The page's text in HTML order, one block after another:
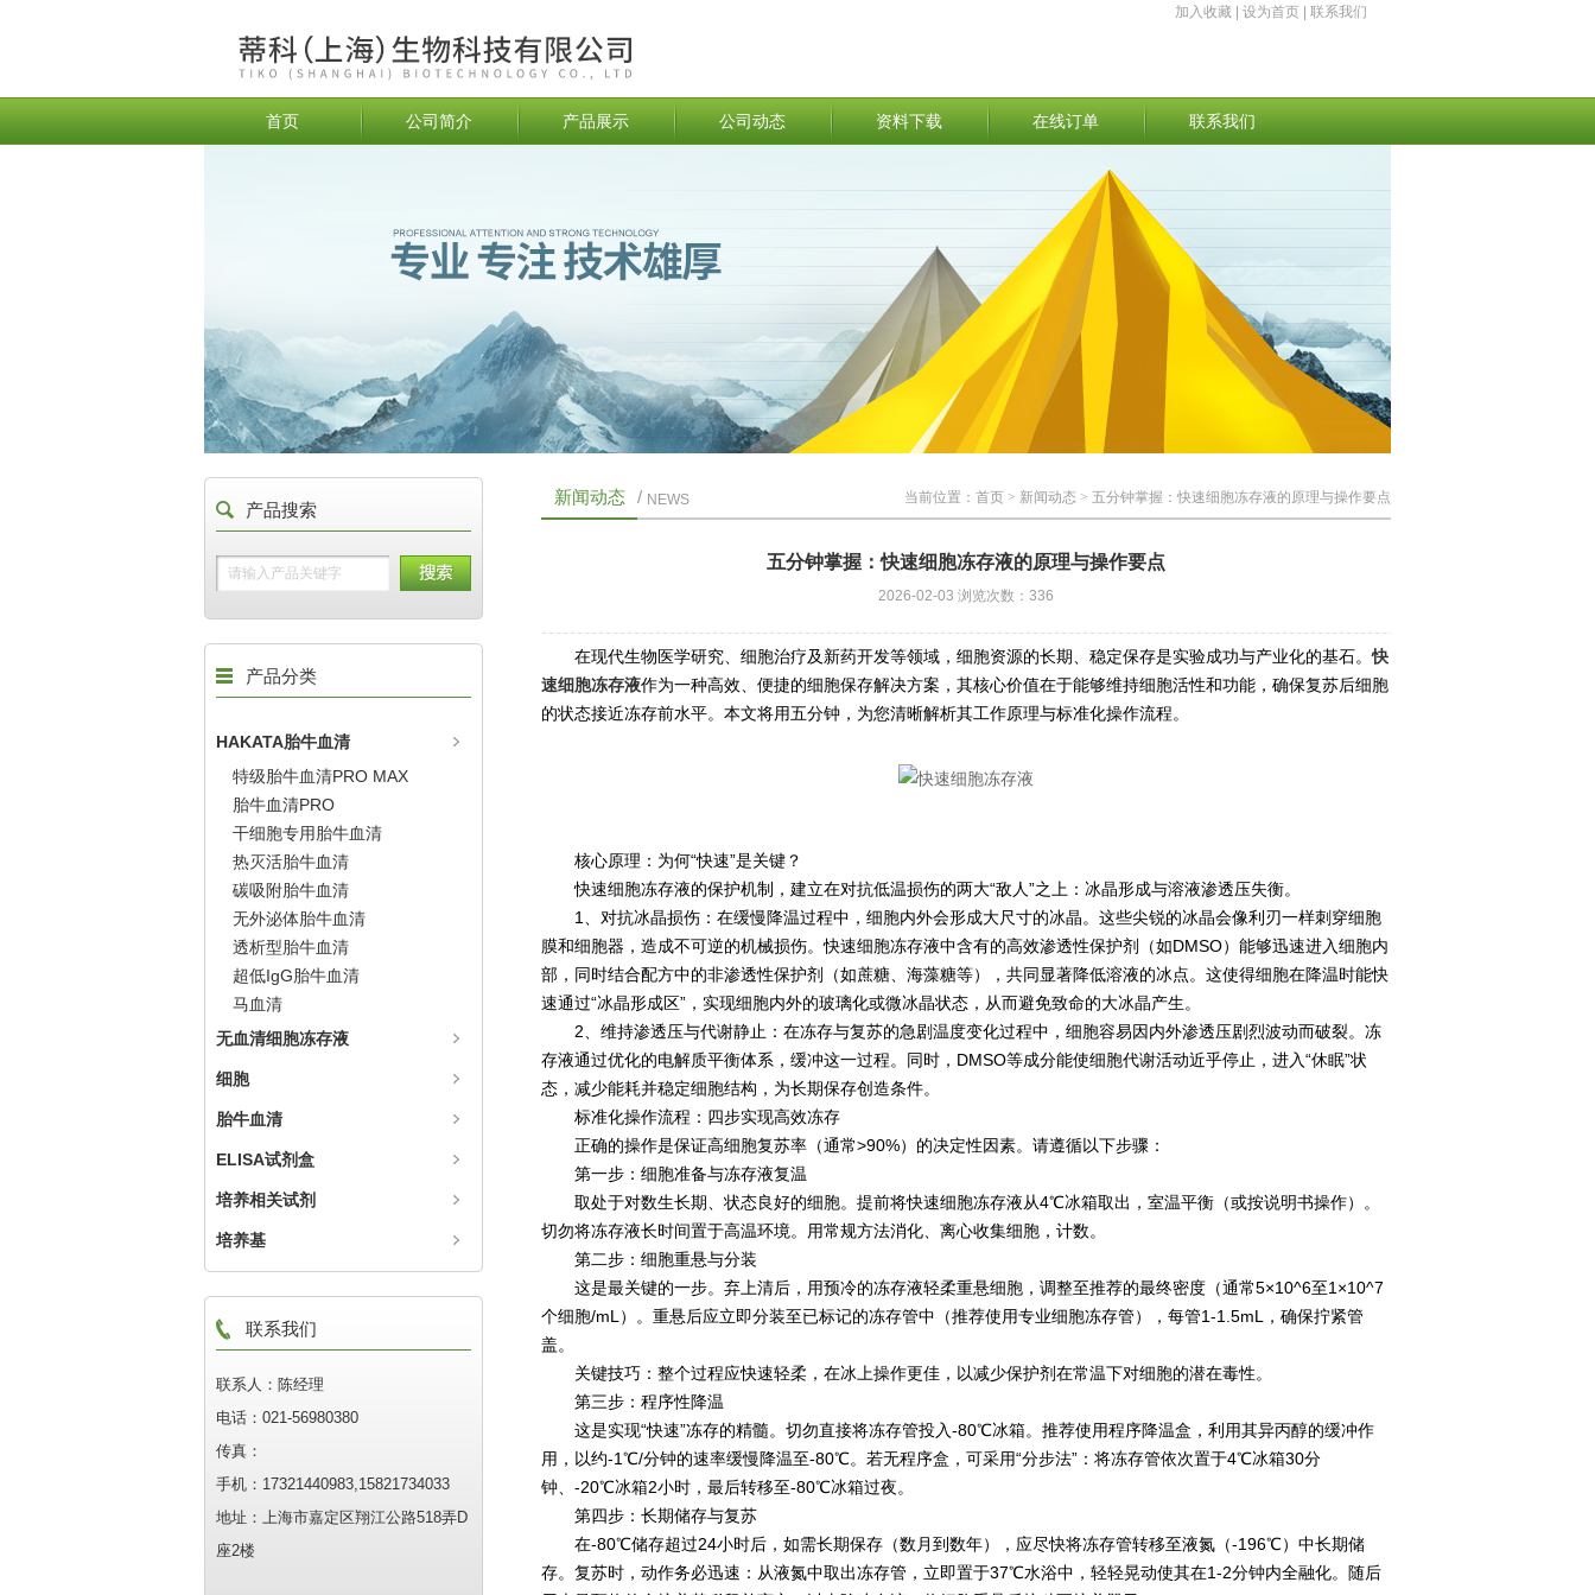
加入收藏 设为首页 联系我们
首页 公司简介 产品展示 公司动态 资料下载 在线订单 联系我们
产品搜索
产品分类
HAKATA胎牛血清
特级胎牛血清PRO MAX
胎牛血清PRO
干细胞专用胎牛血清
热灭活胎牛血清
碳吸附胎牛血清
无外泌体胎牛血清
透析型胎牛血清
超低IgG胎牛血清
马血清
无血清细胞冻存液
细胞
胎牛血清
ELISA试剂盒
培养相关试剂
培养基
联系我们
联系人：陈经理
电话：021-56980380
传真：
手机：17321440983,15821734033
地址：上海市嘉定区翔江公路518弄D
座2楼
新闻动态 / NEWS 当前位置： 首页 > 新闻动态 > 五分钟掌握：快速细胞冻存液的原理与操作要点
五分钟掌握：快速细胞冻存液的原理与操作要点
2026-02-03 浏览次数：336
在现代生物医学研究、细胞治疗及新药开发等领域，细胞资源的长期、稳定保存是实验成功与产业化的基石。快
速细胞冻存液作为一种高效、便捷的细胞保存解决方案，其核心价值在于能够维持细胞活性和功能，确保复苏后细胞
的状态接近冻存前水平。本文将用五分钟，为您清晰解析其工作原理与标准化操作流程。
核心原理：为何“快速”是关键？
快速细胞冻存液的保护机制，建立在对抗低温损伤的两大“敌人”之上：冰晶形成与溶液渗透压失衡。
1、对抗冰晶损伤：在缓慢降温过程中，细胞内外会形成大尺寸的冰晶。这些尖锐的冰晶会像利刃一样刺穿细胞
膜和细胞器，造成不可逆的机械损伤。快速细胞冻存液中含有的高效渗透性保护剂（如DMSO）能够迅速进入细胞内
部，同时结合配方中的非渗透性保护剂（如蔗糖、海藻糖等），共同显著降低溶液的冰点。这使得细胞在降温时能快
速通过“冰晶形成区”，实现细胞内外的玻璃化或微冰晶状态，从而避免致命的大冰晶产生。
2、维持渗透压与代谢静止：在冻存与复苏的急剧温度变化过程中，细胞容易因内外渗透压剧烈波动而破裂。冻
存液通过优化的电解质平衡体系，缓冲这一过程。同时，DMSO等成分能使细胞代谢活动近乎停止，进入“休眠”状
态，减少能耗并稳定细胞结构，为长期保存创造条件。
标准化操作流程：四步实现高效冻存
正确的操作是保证高细胞复苏率（通常>90%）的决定性因素。请遵循以下步骤：
第一步：细胞准备与冻存液复温
取处于对数生长期、状态良好的细胞。提前将快速细胞冻存液从4℃冰箱取出，室温平衡（或按说明书操作）。
切勿将冻存液长时间置于高温环境。用常规方法消化、离心收集细胞，计数。
第二步：细胞重悬与分装
这是最关键的一步。弃上清后，用预冷的冻存液轻柔重悬细胞，调整至推荐的最终密度（通常5×10^6至1×10^7
个细胞/mL）。重悬后应立即分装至已标记的冻存管中（推荐使用专业细胞冻存管），每管1-1.5mL，确保拧紧管
盖。
关键技巧：整个过程应快速轻柔，在冰上操作更佳，以减少保护剂在常温下对细胞的潜在毒性。
第三步：程序性降温
这是实现“快速”冻存的精髓。切勿直接将冻存管投入-80℃冰箱。推荐使用程序降温盒，利用其异丙醇的缓冲作
用，以约-1℃/分钟的速率缓慢降温至-80℃。若无程序盒，可采用“分步法”：将冻存管依次置于4℃冰箱30分
钟、-20℃冰箱2小时，最后转移至-80℃冰箱过夜。
第四步：长期储存与复苏
在-80℃储存超过24小时后，如需长期保存（数月到数年），应尽快将冻存管转移至液氮（-196℃）中长期储
存。复苏时，动作务必迅速：从液氮中取出冻存管，立即置于37℃水浴中，轻轻晃动使其在1-2分钟内全融化。随后